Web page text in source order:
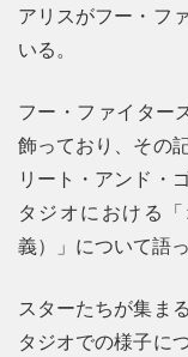
アリスがフー・フ
いる。
フー・ファイター
飾っており、その
リート・アンド・
タジオにおける
義）」について語っ
スターたちが集ま
タジオでの様子に